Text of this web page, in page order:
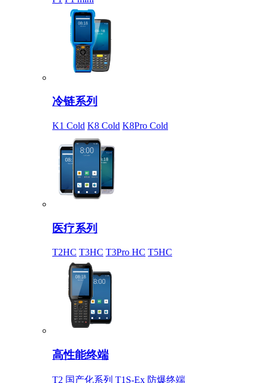
冷链系列
K1 Cold K8 Cold K8Pro Cold
医疗系列
T2HC T3HC T3Pro HC T5HC
高性能终端
T2 国产化系列 T1S-Ex 防爆终端